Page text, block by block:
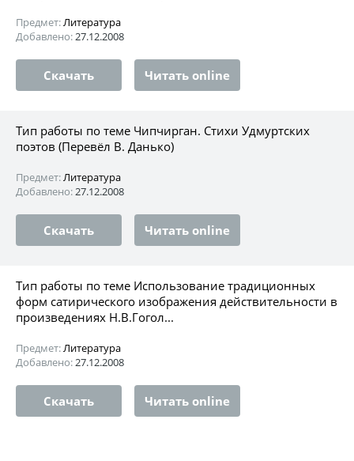
Предмет:Литература
Добавлено:27.12.2008
Скачать Читать online
Тип работы по теме Чипчирган. Стихи Удмуртских
поэтов (Перевёл В. Данько)
Предмет:Литература
Добавлено:27.12.2008
Скачать Читать online
Тип работы по теме Использование традиционных
форм сатирического изображения действительности в
произведениях Н.В.Гогол...
Предмет:Литература
Добавлено:27.12.2008
Скачать Читать online